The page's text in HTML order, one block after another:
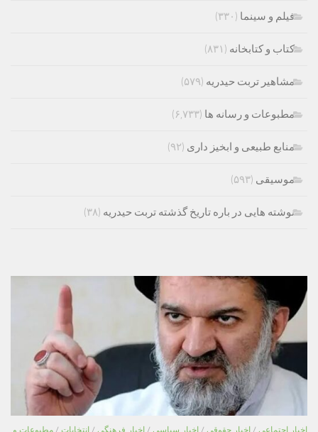
فیلم و سینما (۳۳۰)
کتاب و کتابخانه (۸۳۱)
مشاهیر تربت حیدریه (۵۷۹)
مطبوعات و رسانه ها (۶,۷۳۳)
منابع طبیعی و ابخیز داری (۹۲)
موسیقی (۵۹۳)
نوشته هایی در باره تاریخ گذشته تربت حیدریه (۳۸)
اخبار اجتماعی / اخبار حقوقی / اخبار سیاسی / اخبار فرهنگی / انتخابات / مطبوعات و